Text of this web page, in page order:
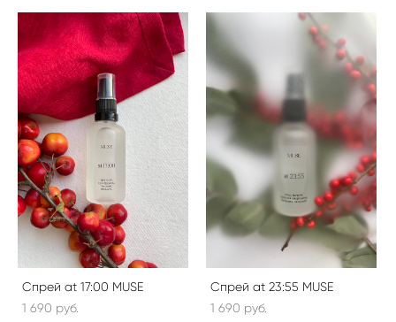
Спрей at 17:00 MUSE
1 690 pуб.
Спрей at 23:55 MUSE
1 690 pуб.